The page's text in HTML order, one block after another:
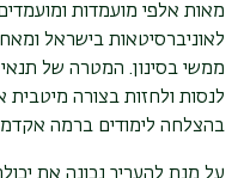
מאות אלפי מועמדות
לאוניברסיטאות בישראל
ממשי בסינון. המטרה של
לנסות ולחזות בצורה מיטבית
בהצלחה לימודים ברמה